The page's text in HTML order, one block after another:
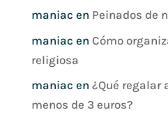
maniac en Peinados de
maniac en Cómo
religiosa
maniac en ¿Qué regalar
menos de 3 euros?